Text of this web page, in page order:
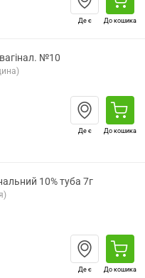
Де є До кошика
№10
Де є До кошика
10% туба 7г
Де є До кошика